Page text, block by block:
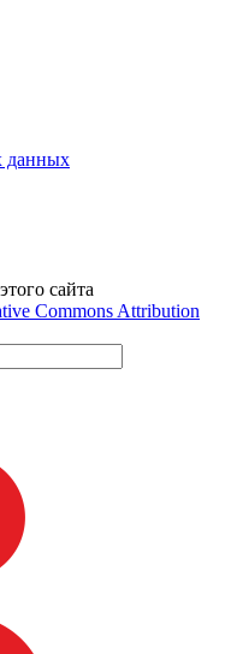
данных
сайта
Commons Attribution